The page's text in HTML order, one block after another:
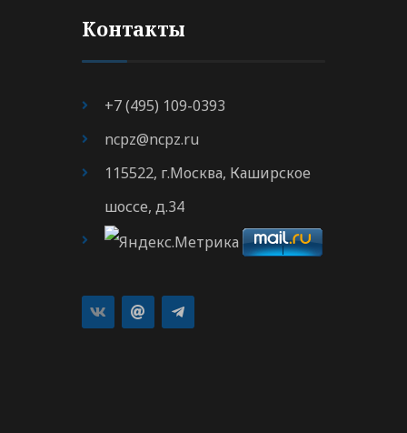
Контакты
+7 (495) 109-0393
ncpz@ncpz.ru
115522, г.Москва, Каширское
шоссе, д.34